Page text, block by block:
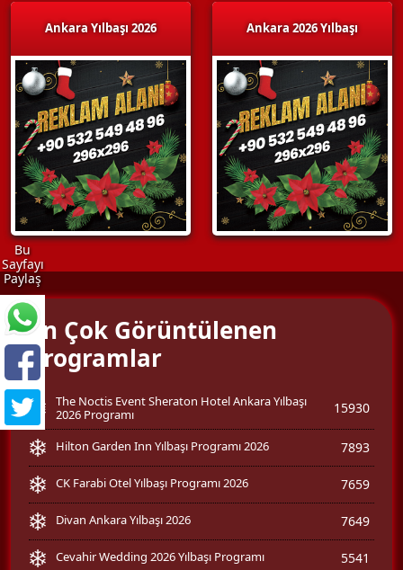
Ankara Yılbaşı 2026 Ankara 2026 Yılbaşı
Bu
Sayfayı
Paylaş
En Çok Görüntülenen
Programlar
The Noctis Event Sheraton Hotel Ankara Yılbaşı
2026 Programı
15930
Hilton Garden Inn Yılbaşı Programı 2026 7893
CK Farabi Otel Yılbaşı Programı 2026 7659
Divan Ankara Yılbaşı 2026 7649
Cevahir Wedding 2026 Yılbaşı Programı 5541